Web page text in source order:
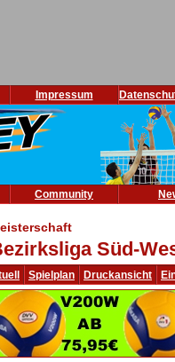
Impressum
Community
Süd-
Spielplan Druckansicht